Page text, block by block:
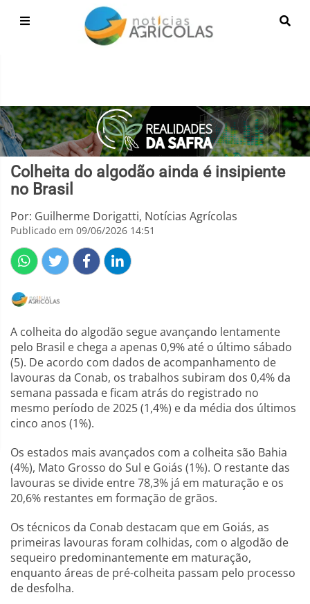
Colheita do algodão ainda é insipiente
no Brasil
Por: Guilherme Dorigatti, Notícias Agrícolas
Publicado em 09/06/2026 14:51
A colheita do algodão segue avançando lentamente
pelo Brasil e chega a apenas 0,9% até o último sábado
(5). De acordo com dados de acompanhamento de
lavouras da Conab, os trabalhos subiram dos 0,4% da
semana passada e ficam atrás do registrado no
mesmo período de 2025 (1,4%) e da média dos últimos
cinco anos (1%).
Os estados mais avançados com a colheita são Bahia
(4%), Mato Grosso do Sul e Goiás (1%). O restante das
lavouras se divide entre 78,3% já em maturação e os
20,6% restantes em formação de grãos.
Os técnicos da Conab destacam que em Goiás, as
primeiras lavouras foram colhidas, com o algodão de
sequeiro predominantemente em maturação,
enquanto áreas de pré-colheita passam pelo processo
de desfolha.